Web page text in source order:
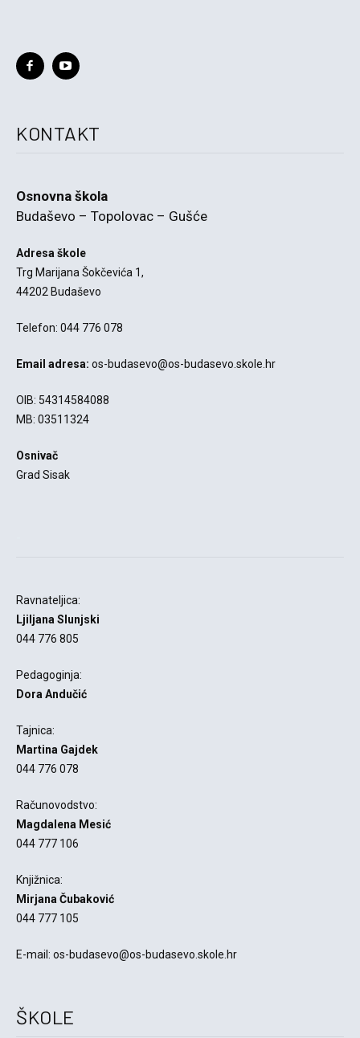
KONTAKT
Osnovna škola
Budaševo – Topolovac – Gušće
Adresa škole
Trg Marijana Šokčevića 1,
44202 Budaševo
Telefon: 044 776 078
Email adresa: os-budasevo@os-budasevo.skole.hr
OIB: 54314584088
MB: 03511324
Osnivač
Grad Sisak
Ravnateljica:
Ljiljana Slunjski
044 776 805
Pedagoginja:
Dora Andučić
Tajnica:
Martina Gajdek
044 776 078
Računovodstvo:
Magdalena Mesić
044 777 106
Knjižnica:
Mirjana Čubaković
044 777 105
E-mail: os-budasevo@os-budasevo.skole.hr
ŠKOLE